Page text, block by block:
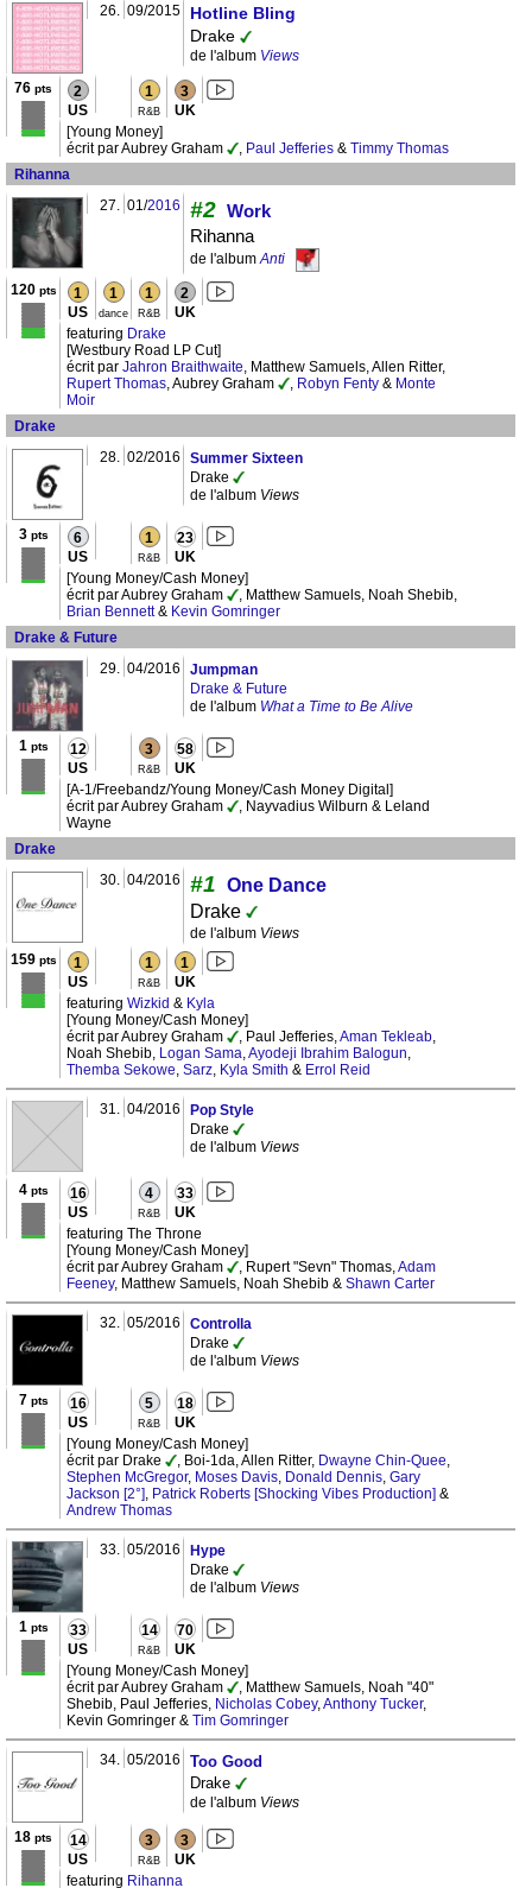
26. 09/2015
Hotline Bling
Drake
de l'album Views
76 pts 2
US
1
R&B
3
UK
[Young Money]
écrit par Aubrey Graham
Paul Jefferies & Timmy Thomas
Rihanna
27.
01/2016 #2 Work
Rihanna
de l'album Anti
120pts 1
US
1
dance
1
R&B
2
UK
featuring Drake
[Westbury Road LP Cut]
écrit par Jahron Braithwaite , Matthew Samuels, Allen Ritter,
Rupert Thomas , Aubrey Graham Robyn Fenty & Monte
Moir
Drake
28.
02/2016
Summer Sixteen
Drake
de l'album Views
3pts 6
US
1
R&B
23
UK
[Young Money/Cash Money]
écrit par Aubrey Graham
, Matthew Samuels, Noah Shebib,
Brian Bennett& Kevin Gomringer
Drake & Future
29.
04/2016
Jumpman
Drake & Future
de l'album What a Time to Be Alive
1 pts 12
US
3
R&B
58
UK
[A-1/Freebandz/Young Money/Cash Money Digital]
écrit par Aubrey Graham
, Nayvadius Wilburn & Leland
Wayne
Drake
30.
04/2016 #1 One Dance
Drake
de l'album Views
159pts 1
US
1
R&B
1
UK
featuring Wizkid & Kyla
[Young Money/Cash Money]
écrit par Aubrey Graham
, Paul Jefferies, Aman Tekleab
Noah Shebib, Logan Sama Ayodeji Ibrahim Balogun
Themba Sekowe Sarz Kyla Smith & Errol Reid
31. 04/2016
Pop Style
Drake
de l'album Views
4pts 16
US
4
R&B
33
UK
featuring The Throne
[Young Money/Cash Money]
écrit par Aubrey Graham
, Rupert "Sevn" Thomas, Adam
Feeney, Matthew Samuels, Noah Shebib & Shawn Carter
32. 05/2016
Controlla
Drake
de l'album Views
7 pts 16
US
5
R&B
18
UK
[Young Money/Cash Money]
écrit par Drake
, Boi-1da, Allen Ritter, Dwayne Chin-Quee
Stephen McGregor, Moses Davis Donald Dennis Gary
Jackson [2°] Patrick Roberts [Shocking Vibes Production] &
Andrew Thomas
33. 05/2016
Hype
Drake
de l'album Views
1 pts 33
US
14
R&B
70
UK
[Young Money/Cash Money]
écrit par Aubrey Graham
, Matthew Samuels, Noah "40"
Shebib, Paul Jefferies, Nicholas Cobey, Anthony Tucker,
Kevin Gomringer & Tim Gomringer
34. 05/2016
Too Good
Drake
de l'album Views
18 pts 14
US
3
R&B
3
UK
featuring Rihanna